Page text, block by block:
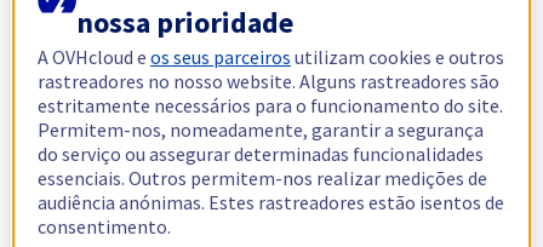
nossa prioridade
A OVHcloud eos seus parceiros utilizam cookies e outros
rastreadores no nosso website. Alguns rastreadores são
estritamente necessários para o funcionamento do site.
Permitem-nos, nomeadamente, garantir a segurança
do serviço ou assegurar determinadas funcionalidades
essenciais. Outros permitem-nos realizar medições de
audiência anónimas. Estes rastreadores estão isentos de
consentimento.